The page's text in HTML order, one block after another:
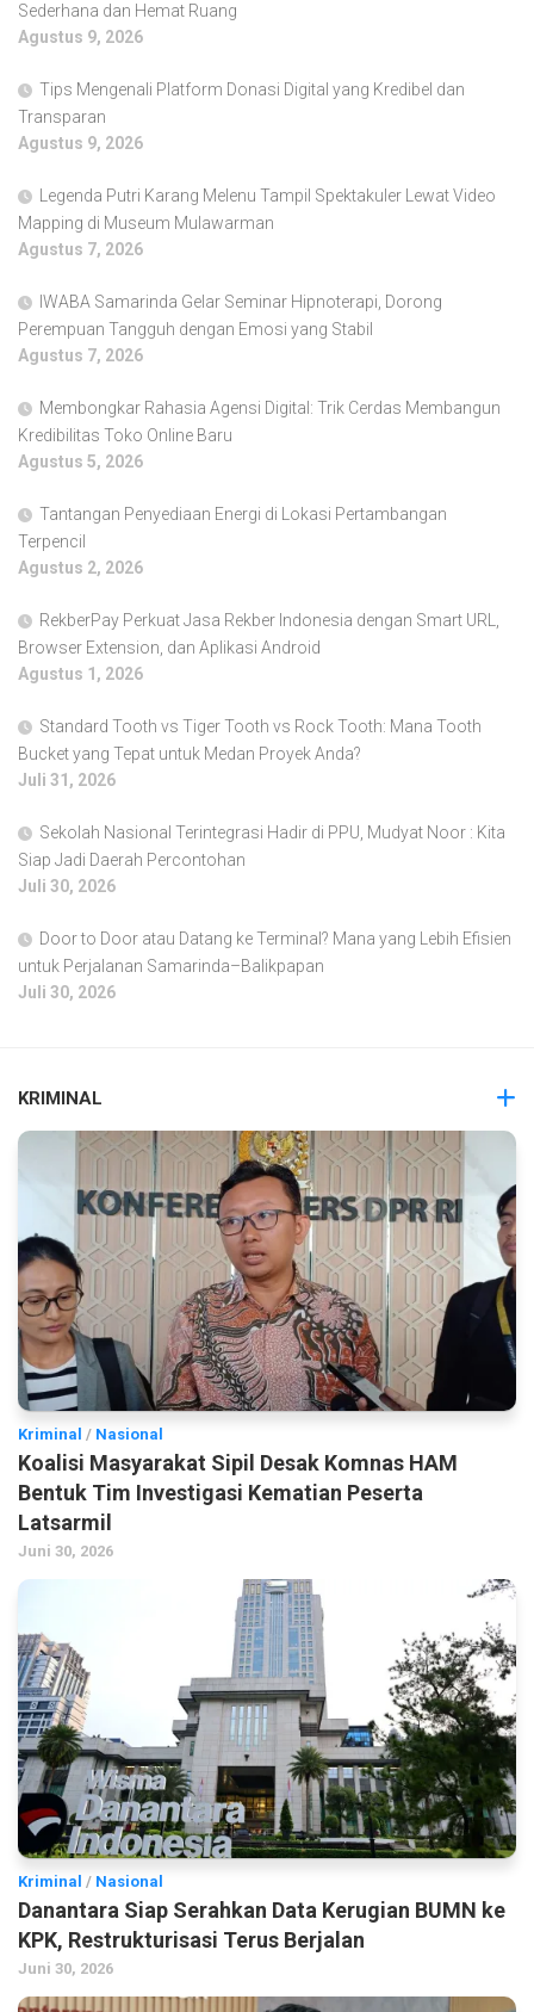
Sederhana dan Hemat Ruang
Agustus 9, 2026
Tips Mengenali Platform Donasi Digital yang Kredibel dan
Transparan
Agustus 9, 2026
Legenda Putri Karang Melenu Tampil Spektakuler Lewat Video
Mapping di Museum Mulawarman
Agustus 7, 2026
IWABA Samarinda Gelar Seminar Hipnoterapi, Dorong
Perempuan Tangguh dengan Emosi yang Stabil
Agustus 7, 2026
Membongkar Rahasia Agensi Digital: Trik Cerdas Membangun
Kredibilitas Toko Online Baru
Agustus 5, 2026
Tantangan Penyediaan Energi di Lokasi Pertambangan
Terpencil
Agustus 2, 2026
RekberPay Perkuat Jasa Rekber Indonesia dengan Smart URL,
Browser Extension, dan Aplikasi Android
Agustus 1, 2026
Standard Tooth vs Tiger Tooth vs Rock Tooth: Mana Tooth
Bucket yang Tepat untuk Medan Proyek Anda?
Juli 31, 2026
Sekolah Nasional Terintegrasi Hadir di PPU, Mudyat Noor : Kita
Siap Jadi Daerah Percontohan
Juli 30, 2026
Door to Door atau Datang ke Terminal? Mana yang Lebih Efisien
untuk Perjalanan Samarinda–Balikpapan
Juli 30, 2026
KRIMINAL
Kriminal / Nasional
Koalisi Masyarakat Sipil Desak Komnas HAM
Bentuk Tim Investigasi Kematian Peserta
Latsarmil
Juni 30, 2026
Kriminal / Nasional
Danantara Siap Serahkan Data Kerugian BUMN ke
KPK, Restrukturisasi Terus Berjalan
Juni 30, 2026